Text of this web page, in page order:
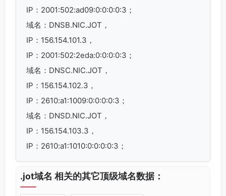
IP：2001:502:ad09:0:0:0:0:3；
域名：DNSB.NIC.JOT，
IP：156.154.101.3，
IP：2001:502:2eda:0:0:0:0:3；
域名：DNSC.NIC.JOT，
IP：156.154.102.3，
IP：2610:a1:1009:0:0:0:0:3；
域名：DNSD.NIC.JOT，
IP：156.154.103.3，
IP：2610:a1:1010:0:0:0:0:3；
.jot域名 相关的其它顶级域名数据：